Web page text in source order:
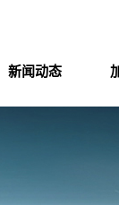
新闻动态